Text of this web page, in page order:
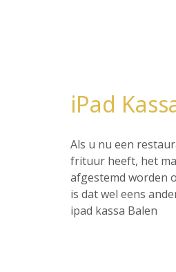
iPad
Als u nu een
frituur heeft, het
afgestemd worden
is dat wel eens
ipad kassa Balen